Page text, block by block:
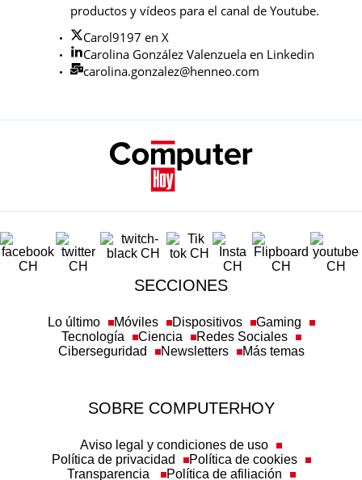
productos y vídeos para el canal de Youtube.
Carol9197 en X
Carolina González Valenzuela en Linkedin
carolina.gonzalez@henneo.com
SECCIONES
Lo último Móviles Dispositivos
Gaming
Tecnología
Ciencia
Redes Sociales
Ciberseguridad
Newsletters Más temas
SOBRE COMPUTERHOY
Aviso legal y condiciones de uso
Política de privacidad
Política de cookies
Transparencia
Política de afiliación